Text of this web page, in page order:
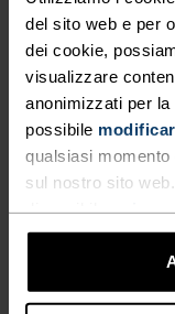
del sito web e per
dei cookie,
visualizzare
anonimizzati per
possibile
qualsiasi
sul nostro sito
IDEALE
GAMMA
O COME
IN
Abbigliamento
accompagnarti
LIVELLO DI ATTIVITÀ